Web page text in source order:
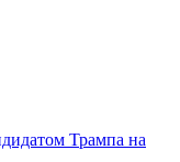
Трампа на